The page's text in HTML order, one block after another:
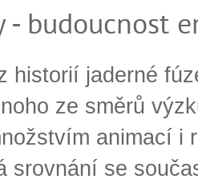
- budoucnost
historií jaderné
ze směrů
animací i
srovnání se